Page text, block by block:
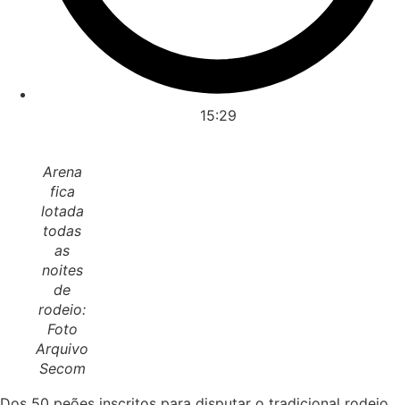
15:29
Arena
fica
lotada
todas
as
noites
de
rodeio:
Foto
Arquivo
Secom